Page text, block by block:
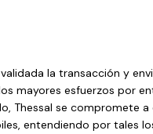
la transacción y
mayores esfuerzos por
Thessal se compromete
entendiendo por tales